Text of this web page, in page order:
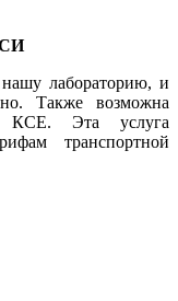
СИ
лабораторию, и
Также возможна
КСЕ. Эта услуга
транспортной